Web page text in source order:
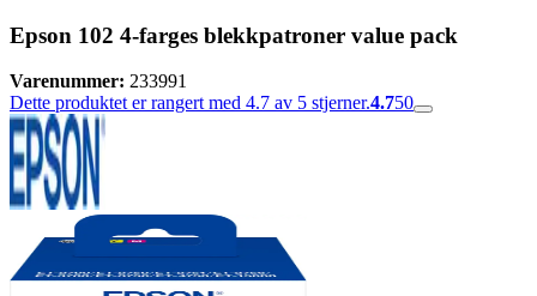
Epson 102 4-farges blekkpatroner value pack
Varenummer: 233991
Dette produktet er rangert med 4.7 av 5 stjerner.4.750